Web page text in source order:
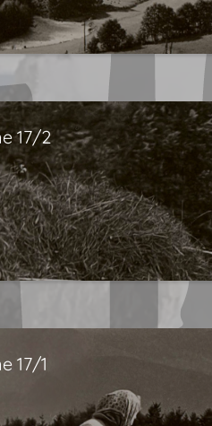
17/2
17/1